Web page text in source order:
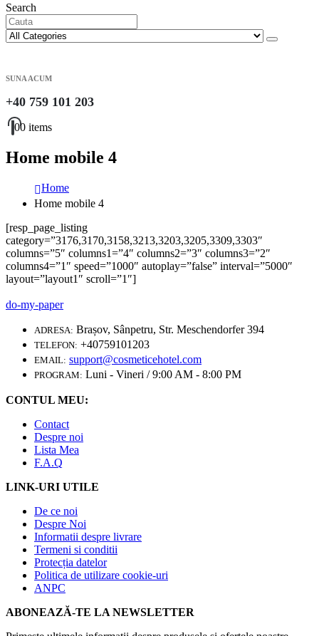
Search
SUNA ACUM
+40 759 101 203
00 items
Home mobile 4
Home
Home mobile 4
[resp_page_listing
category=”3176,3170,3158,3213,3203,3205,3309,3303″
columns=”5″ columns1=”4″ columns2=”3″ columns3=”2″
columns4=”1″ speed=”1000″ autoplay=”false” interval=”5000″
layout=”layout1″ scroll=”1″]
do-my-paper
ADRESA: Brașov, Sânpetru, Str. Meschendorfer 394
TELEFON: +40759101203
EMAIL: support@cosmeticehotel.com
PROGRAM: Luni - Vineri / 9:00 AM - 8:00 PM
CONTUL MEU:
Contact
Despre noi
Lista Mea
F.A.Q
LINK-URI UTILE
De ce noi
Despre Noi
Informatii despre livrare
Termeni si conditii
Protecția datelor
Politica de utilizare cookie-uri
ANPC
ABONEAZĂ-TE LA NEWSLETTER